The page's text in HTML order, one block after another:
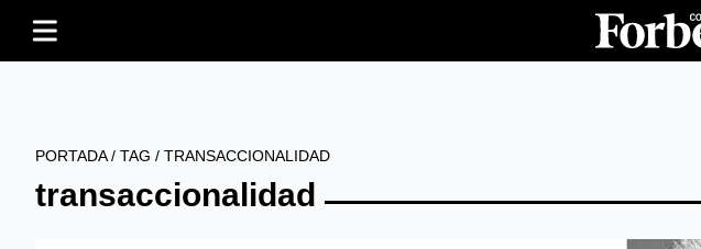
PORTADA/ TAG / TRANSACCIONALIDAD
transaccionalidad